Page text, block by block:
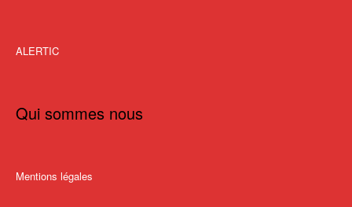
ALERTIC
Qui sommes nous
Mentions légales